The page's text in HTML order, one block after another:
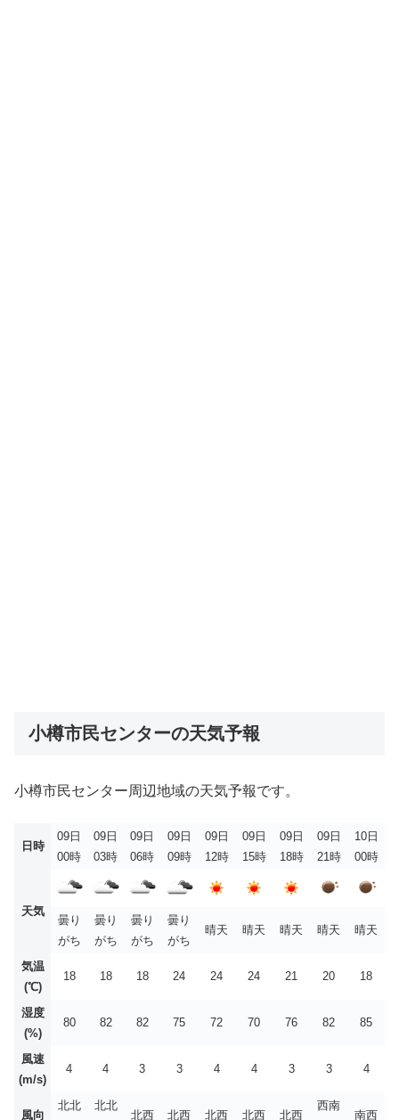
小樽市民センターの天気予報
小樽市民センター周辺地域の天気予報です。
日時
09日
00時
09日
03時
09日
06時
09日
09時
09日
12時
09日
15時
09日
18時
09日
21時
10日
00時
天気
曇り
がち
曇り
がち
曇り
がち
曇り
がち
晴天 晴天 晴天 晴天 晴天
気温
(℃)
18 18 18 24 24 24 21 20 18
湿度
(%)
80 82 82 75 72 70 76 82 85
風速
(m/s)
4 4 3 3 4 4 3 3 4
風向
北北
北北
北西 北西 北西 北西 北西
西南
南西